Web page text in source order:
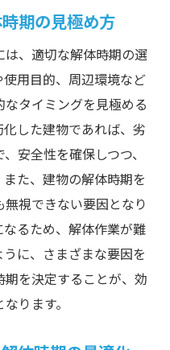
期の見極め方
、適切な解体時期の選
用目的、周辺環境など
タイミングを見極める
した建物であれば、劣
安全性を確保しつつ、
た、建物の解体時期を
視できない要因となり
なるため、解体作業が難
に、さまざまな要因を
を決定することが、効
ります。